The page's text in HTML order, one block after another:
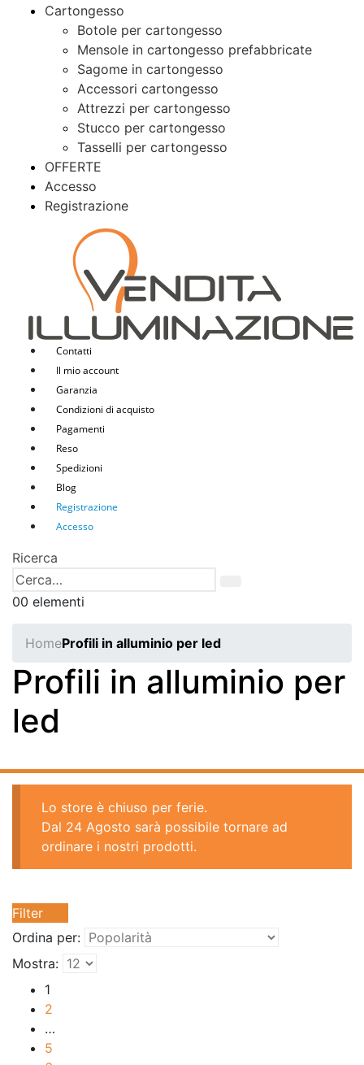
Cartongesso
Botole per cartongesso
Mensole in cartongesso prefabbricate
Sagome in cartongesso
Accessori cartongesso
Attrezzi per cartongesso
Stucco per cartongesso
Tasselli per cartongesso
OFFERTE
Accesso
Registrazione
Contatti
Il mio account
Garanzia
Condizioni di acquisto
Pagamenti
Reso
Spedizioni
Blog
Registrazione
Accesso
Ricerca
00 elementi
HomeProfili in alluminio per led
Profili in alluminio per
led
Lo store è chiuso per ferie.
Dal 24 Agosto sarà possibile tornare ad
ordinare i nostri prodotti.
Filter
Ordina per:
Mostra:
1
2
…
5